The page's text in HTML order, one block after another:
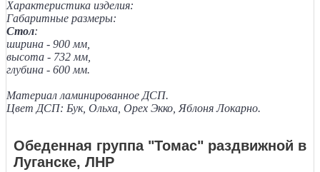
Характеристика изделия:
Габаритные размеры:
Стол:
ширина - 900 мм,
высота - 732 мм,
глубина - 600 мм.
Материал ламинированное ДСП.
Цвет ДСП: Бук, Ольха, Орех Экко, Яблоня Локарно.
Обеденная группа "Томас" раздвижной в
Луганске, ЛНР